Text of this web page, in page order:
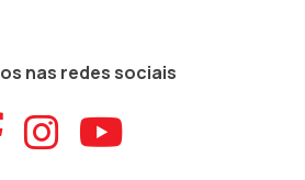
nas redes sociais
Aceder ao
Aceder ao
Aceder